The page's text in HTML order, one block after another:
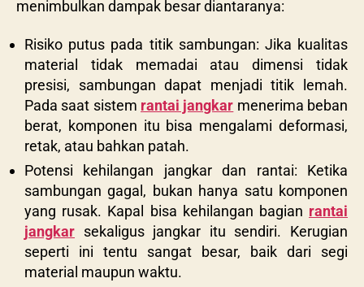
menimbulkan dampak besar diantaranya:
Risiko putus pada titik sambungan: Jika kualitas
material tidak memadai atau dimensi tidak
presisi, sambungan dapat menjadi titik lemah.
Pada saat sistem rantai jangkar menerima beban
berat, komponen itu bisa mengalami deformasi,
retak, atau bahkan patah.
Potensi kehilangan jangkar dan rantai:
Ketika
sambungan gagal, bukan hanya satu komponen
yang rusak. Kapal bisa kehilangan bagian rantai
jangkar sekaligus jangkar itu sendiri. Kerugian
seperti ini tentu sangat besar, baik dari segi
material maupun waktu.